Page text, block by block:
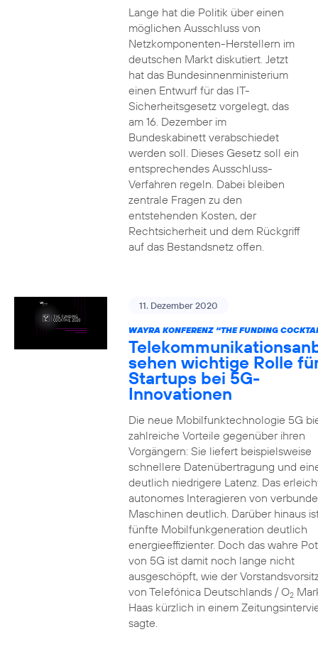
Lange hat die Politik über einen
möglichen Ausschluss von
Netzkomponenten-Herstellern im
deutschen Markt diskutiert. Jetzt
hat das Bundesinnenministerium
einen Entwurf für das IT-
Sicherheitsgesetz vorgelegt, das
am 16. Dezember im
Bundeskabinett verabschiedet
werden soll. Dieses Gesetz soll ein
entsprechendes Ausschluss-
Verfahren regeln. Dabei bleiben
zentrale Fragen zu den
entstehenden Kosten, der
Rechtsicherheit und dem Rückgriff
auf das Bestandsnetz offen.
11. Dezember 2020
WAYRA KONFERENZ “THE FUNDING
sehen wichtige Rolle
Startups bei 5G-
Innovationen
Die neue Mobilfunktechnologie 5G
zahlreiche Vorteile gegenüber ihren
Vorgängern: Sie liefert beispielsweise
schnellere Datenübertragung und
deutlich niedrigere Latenz. Das
autonomes Interagieren von
Maschinen deutlich. Darüber hinaus
fünfte Mobilfunkgeneration deutlich
energieeffizienter. Doch das wahre
von 5G ist damit noch lange nicht
ausgeschöpft, wie der
von Telefónica Deutschlands / O2
Haas kürzlich in einem
sagte.